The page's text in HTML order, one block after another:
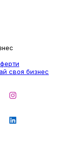
своя бизнес